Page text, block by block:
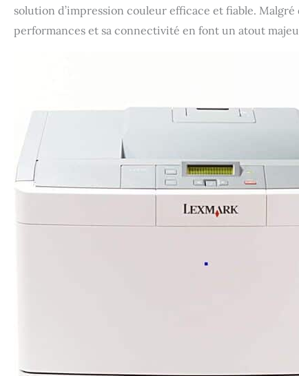
solution d’impression couleur efficace et fiable. Malgré
performances et sa connectivité en font un atout